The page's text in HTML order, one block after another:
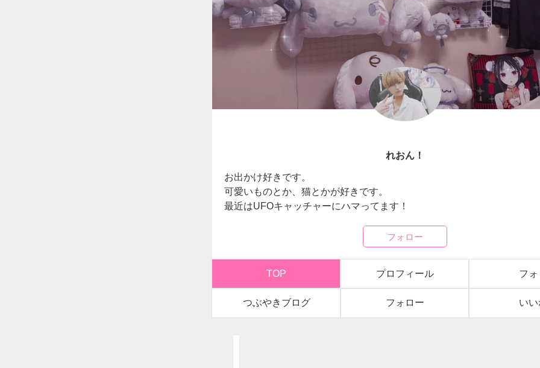
れおん！
お出かけ好きです。
可愛いものとか、猫とかが好きです。
最近はUFOキャッチャーにハマってます！
フォロー
TOP プロフィール フォ
つぶやきブログ フォロー いい